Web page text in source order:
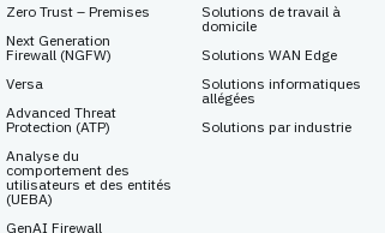
Zero Trust – Premises
Next Generation
Firewall (NGFW)
Versa
Advanced Threat
Protection (ATP)
Analyse du
comportement des
utilisateurs et des entités
(UEBA)
GenAI Firewall
Solutions de travail à
domicile
Solutions WAN Edge
Solutions informatiques
allégées
Solutions par industrie